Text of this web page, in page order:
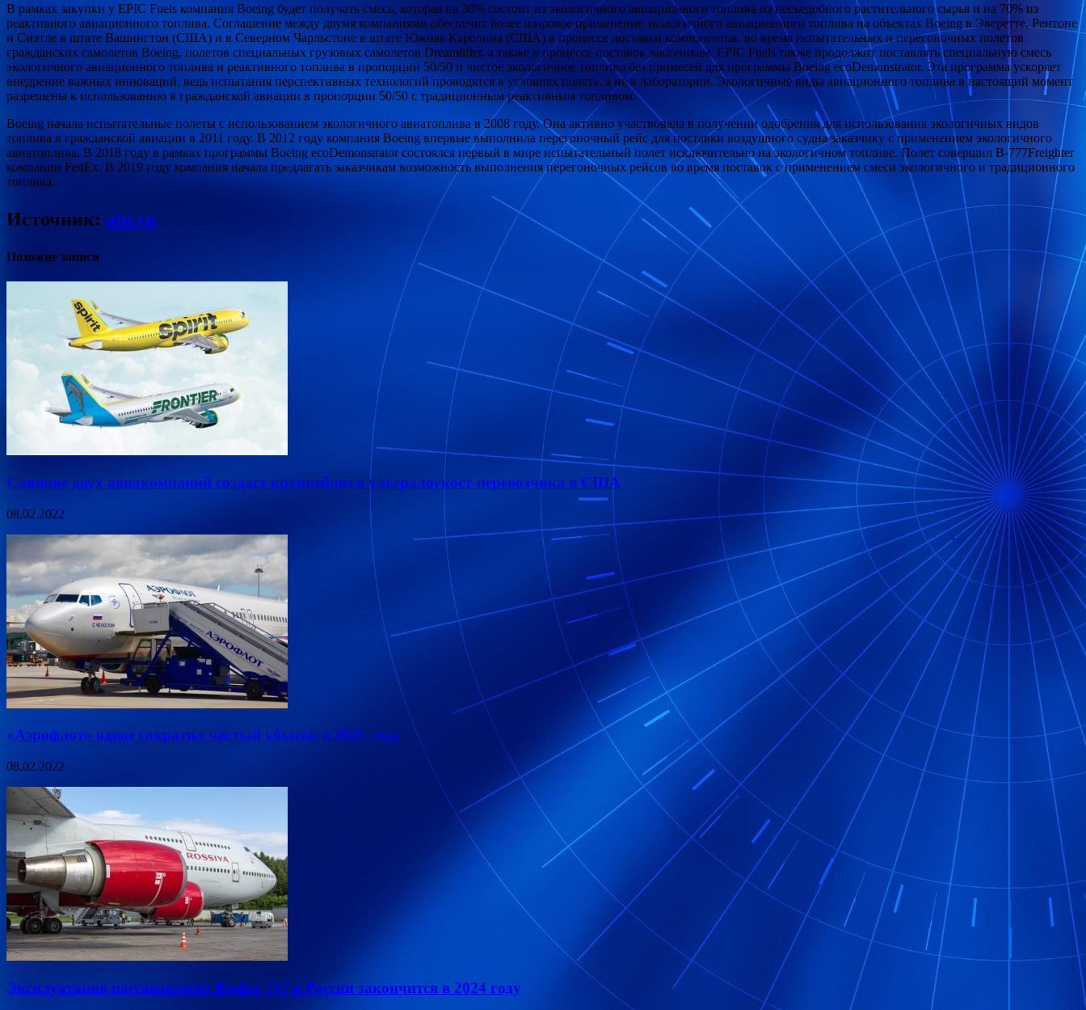
В рамках закупки у EPIC Fuels компания Boeing будет получать смесь, которая на 30% состоит из экологичного авиационного топлива из несъедобного растительного сырья и на 70% из
реактивного авиационного топлива. Соглашение между двумя компаниями обеспечит более широкое применение экологичного авиационного топлива на объектах Boeing в Эверетте, Рентоне
и Сиэтле в штате Вашингтон (США) и в Северном Чарльстоне в штате Южная Каролина (США) в процессе доставки компонентов, во время испытательных и перегоночных полетов
гражданских самолетов Boeing, полетов специальных грузовых самолетов Dreamlifter, а также в процессе поставок заказчикам. EPIC Fuels также продолжит поставлять специальную смесь
экологичного авиационного топлива и реактивного топлива в пропорции 50/50 и чистое экологичное топливо без примесей для программы Boeing ecoDemonstrator. Эта программа ускоряет
внедрение важных инноваций, ведь испытания перспективных технологий проводятся в условиях полета, а не в лаборатории. Экологичные виды авиационного топлива в настоящий момент
разрешены к использованию в гражданской авиации в пропорции 50/50 с традиционным реактивным топливом.
Boeing начала испытательные полеты с использованием экологичного авиатоплива в 2008 году. Она активно участвовала в получении одобрения для использования экологичных видов
топлива в гражданской авиации в 2011 году. В 2012 году компания Boeing впервые выполнила перегоночный рейс для поставки воздушного судна заказчику с применением экологичного
авиатоплива. В 2018 году в рамках программы Boeing ecoDemonstrator состоялся первый в мире испытательный полет исключительно на экологичном топливе. Полет совершил B-777Freighter
компании FedEx. В 2019 году компания начала предлагать заказчикам возможность выполнения перегоночных рейсов во время поставок с применением смеси экологичного и традиционного
топлива.
Источник: ato.ru
Похожие записи
Слияние двух авиакомпаний создаст крупнейшего ультралоукост-перевозчика в США
08.02.2022
«Аэрофлот» вдвое сократил чистый убыток в 2021 году
08.02.2022
Эксплуатация пассажирских Boeing 747 в России закончится в 2024 году